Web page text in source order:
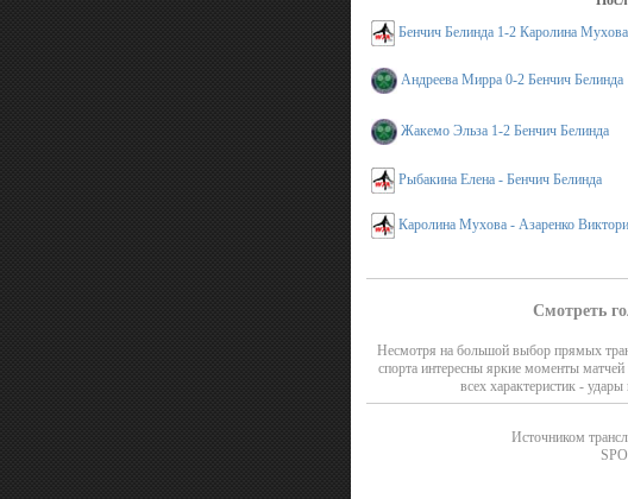
Бенчич Белинда 1-2 Каролина Мухова
Андреева Мирра 0-2 Бенчич Белинда
Жакемо Эльза 1-2 Бенчич Белинда
Рыбакина Елена - Бенчич Белинда
Каролина Мухова - Азаренко
Смотреть
Несмотря на большой выбор прямых
спорта интересны яркие моменты
всех характеристик -
Источником